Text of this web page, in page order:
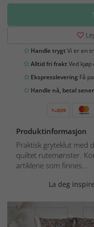
Handle trygtVi er en
Alltid fri fraktVed kjøp
Ekspresslevering Få
Handle nå, betal
Produktinformasjon
Praktisk gryteklut med
quiltet rutemønster.
artiklene som finnes...
La deg